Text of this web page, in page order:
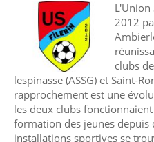
L'Union
2012
clubs
lespinasse (ASSG) et Saint-
rapprochement est une
les deux clubs
formation des jeunes depuis
installations sportives se